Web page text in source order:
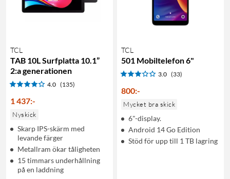
TCL
TAB 10L Surfplatta 10.1”
2:a generationen
4.0 (135)
1 437:-
Nyskick
Skarp IPS-skärm med
levande färger
Metallram ökar tåligheten
15 timmars underhållning
på en laddning
TCL
501 Mobiltelefon 6"
3.0 (33)
800:-
Mycket bra skick
6"-display.
Android 14 Go Edition
Stöd för upp till 1 TB lagring